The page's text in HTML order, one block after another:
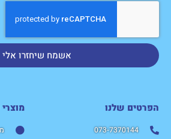
אשמח שיחזרו אלי
הפרטים שלנו
073-7370144